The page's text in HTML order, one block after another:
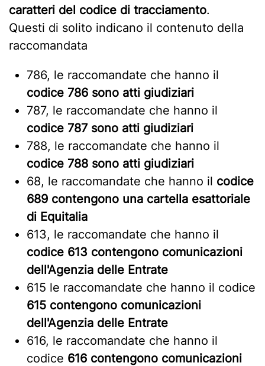
caratteri del codice di tracciamento.
Questi di solito indicano il contenuto della
raccomandata
786, le raccomandate che hanno il
codice 786 sono atti giudiziari
787, le raccomandate che hanno il
codice 787 sono atti giudiziari
788, le raccomandate che hanno il
codice 788 sono atti giudiziari
68, le raccomandate che hanno il codice
689 contengono una cartella esattoriale
di Equitalia
613, le raccomandate che hanno il
codice 613 contengono comunicazioni
dell'Agenzia delle Entrate
615 le raccomandate che hanno il codice
615 contengono comunicazioni
dell'Agenzia delle Entrate
616, le raccomandate che hanno il
codice 616 contengono comunicazioni